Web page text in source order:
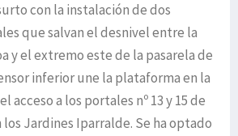
con la instalación de dos
que salvan el desnivel entre la
y el extremo este de la pasarela de
inferior une la plataforma en la
acceso a los portales nº 13 y 15 de
Jardines Iparralde. Se ha optado